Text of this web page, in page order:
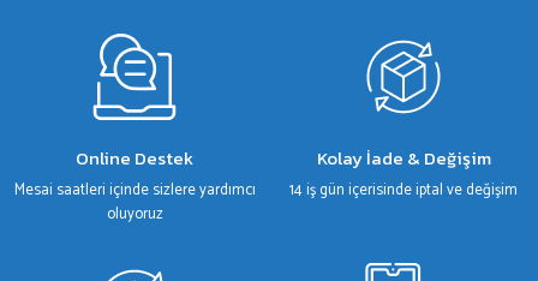
Online Destek
Mesai saatleri içinde sizlere yardımcı
oluyoruz
Kolay İade & Değişim
14 iş gün içerisinde iptal ve değişim